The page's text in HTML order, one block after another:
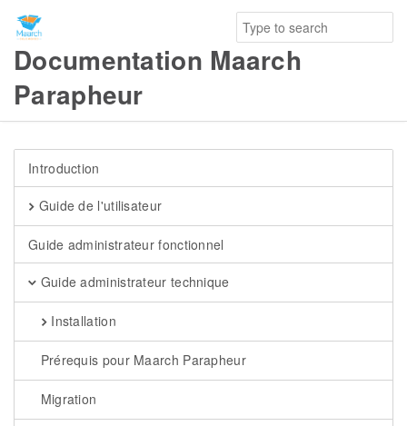
Documentation Maarch
Parapheur
Introduction
Guide de l'utilisateur
Guide administrateur fonctionnel
Guide administrateur technique
Installation
Prérequis pour Maarch Parapheur
Migration